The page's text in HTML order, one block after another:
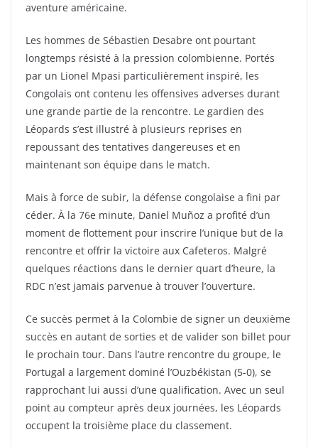
aventure américaine.
Les hommes de Sébastien Desabre ont pourtant
longtemps résisté à la pression colombienne. Portés
par un Lionel Mpasi particulièrement inspiré, les
Congolais ont contenu les offensives adverses durant
une grande partie de la rencontre. Le gardien des
Léopards s’est illustré à plusieurs reprises en
repoussant des tentatives dangereuses et en
maintenant son équipe dans le match.
Mais à force de subir, la défense congolaise a fini par
céder. À la 76e minute, Daniel Muñoz a profité d’un
moment de flottement pour inscrire l’unique but de la
rencontre et offrir la victoire aux Cafeteros. Malgré
quelques réactions dans le dernier quart d’heure, la
RDC n’est jamais parvenue à trouver l’ouverture.
Ce succès permet à la Colombie de signer un deuxième
succès en autant de sorties et de valider son billet pour
le prochain tour. Dans l’autre rencontre du groupe, le
Portugal a largement dominé l’Ouzbékistan (5-0), se
rapprochant lui aussi d’une qualification. Avec un seul
point au compteur après deux journées, les Léopards
occupent la troisième place du classement.